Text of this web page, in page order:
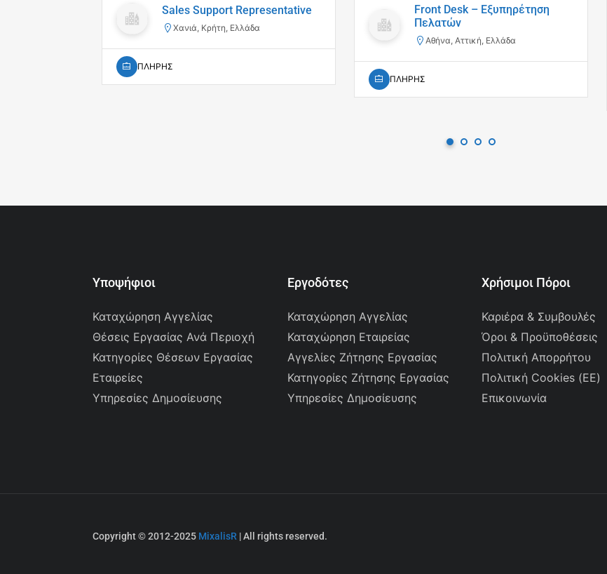
Sales Support Representative
Χανιά, Κρήτη, Ελλάδα
ΠΛΗΡΗΣ
Front Desk – Εξυπηρέτηση
Πελατών
Αθήνα, Αττική, Ελλάδα
ΠΛΗΡΗΣ
Υποψήφιοι
Καταχώρηση Αγγελίας
Θέσεις Εργασίας Ανά Περιοχή
Κατηγορίες Θέσεων Εργασίας
Εταιρείες
Υπηρεσίες Δημοσίευσης
Εργοδότες
Καταχώρηση Αγγελίας
Καταχώρηση Εταιρείας
Αγγελίες Ζήτησης Εργασίας
Κατηγορίες Ζήτησης Εργασίας
Υπηρεσίες Δημοσίευσης
Χρήσιμοι Πόροι
Καριέρα & Συμβουλές
Όροι & Προϋποθέσεις
Πολιτική Απορρήτου
Πολιτική Cookies (ΕΕ)
Επικοινωνία
Copyright © 2012-2025 MixalisR | All rights reserved.